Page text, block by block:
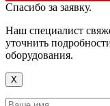
Спасибо за заявку.
Наш специалист
уточнить
оборудования.
X